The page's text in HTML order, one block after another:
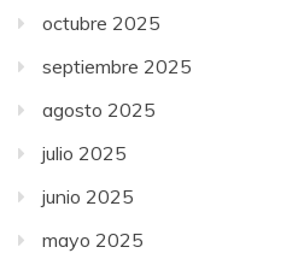
octubre 2025
septiembre 2025
agosto 2025
julio 2025
junio 2025
mayo 2025